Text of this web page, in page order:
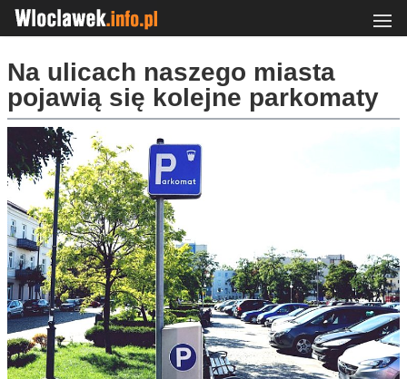
Na ulicach naszego miasta
pojawią się kolejne parkomaty